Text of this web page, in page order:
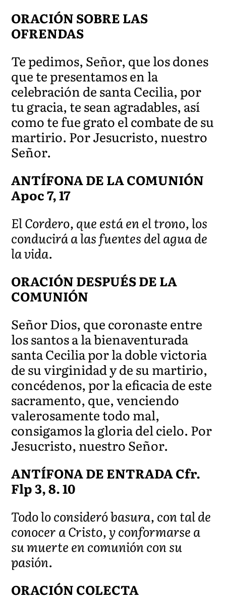
ORACIÓN SOBRE LAS
OFRENDAS
Te pedimos, Señor, que los dones
que te presentamos en la
celebración de santa Cecilia, por
tu gracia, te sean agradables, así
como te fue grato el combate de su
martirio. Por Jesucristo, nuestro
Señor.
ANTÍFONA DE LA COMUNIÓN
Apoc 7, 17
El Cordero, que está en el trono, los
conducirá a las fuentes del agua de
la vida.
ORACIÓN DESPUÉS DE LA
COMUNIÓN
Señor Dios, que coronaste entre
los santos a la bienaventurada
santa Cecilia por la doble victoria
de su virginidad y de su martirio,
concédenos, por la eficacia de este
sacramento, que, venciendo
valerosamente todo mal,
consigamos la gloria del cielo. Por
Jesucristo, nuestro Señor.
ANTÍFONA DE ENTRADA Cfr.
Flp 3, 8. 10
Todo lo consideró basura, con tal de
conocer a Cristo, y conformarse a
su muerte en comunión con su
pasión.
ORACIÓN COLECTA